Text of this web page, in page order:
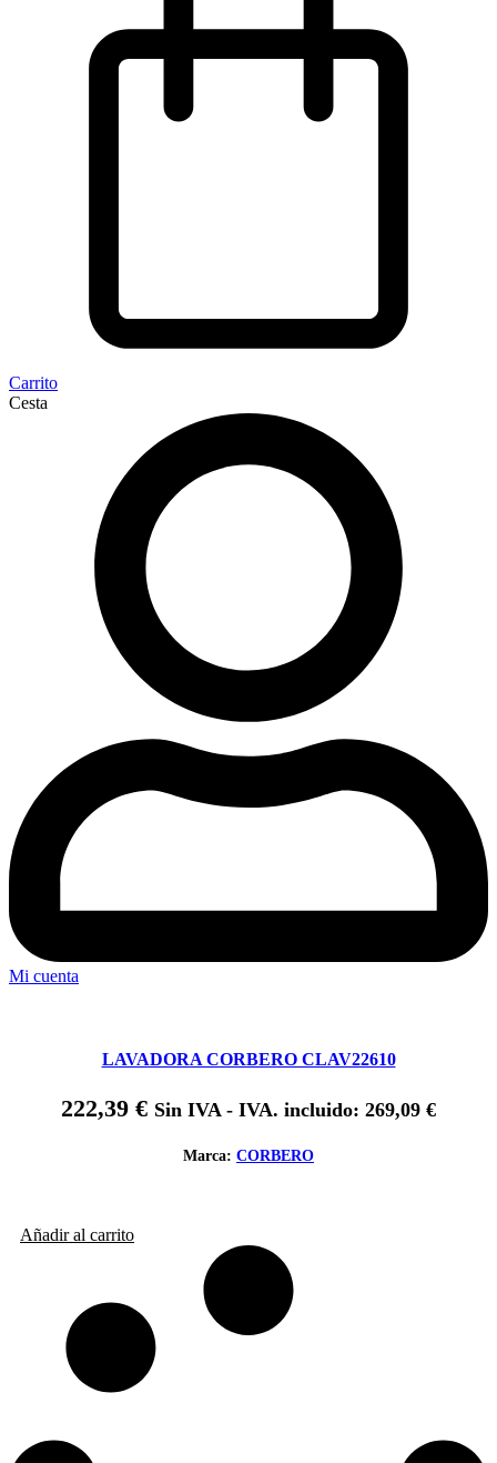
Carrito
Cesta
Mi cuenta
LAVADORA CORBERO CLAV22610
222,39 € Sin IVA - IVA. incluido: 269,09 €
Marca: CORBERO
Añadir al carrito